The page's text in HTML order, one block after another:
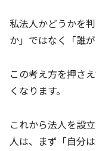
私法人かどうかを
か」ではなく「誰
この考え方を押さ
くなります。
これから法人を設
人は、まず「自分